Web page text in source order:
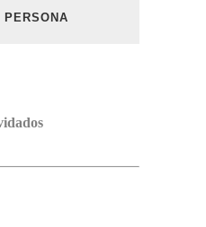
PERSONALIZAÇÃO